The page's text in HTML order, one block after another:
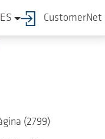
ES CustomerNet
Página (2799)